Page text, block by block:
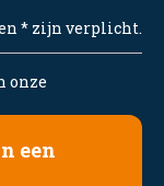
* zijn verplicht.
onze
een